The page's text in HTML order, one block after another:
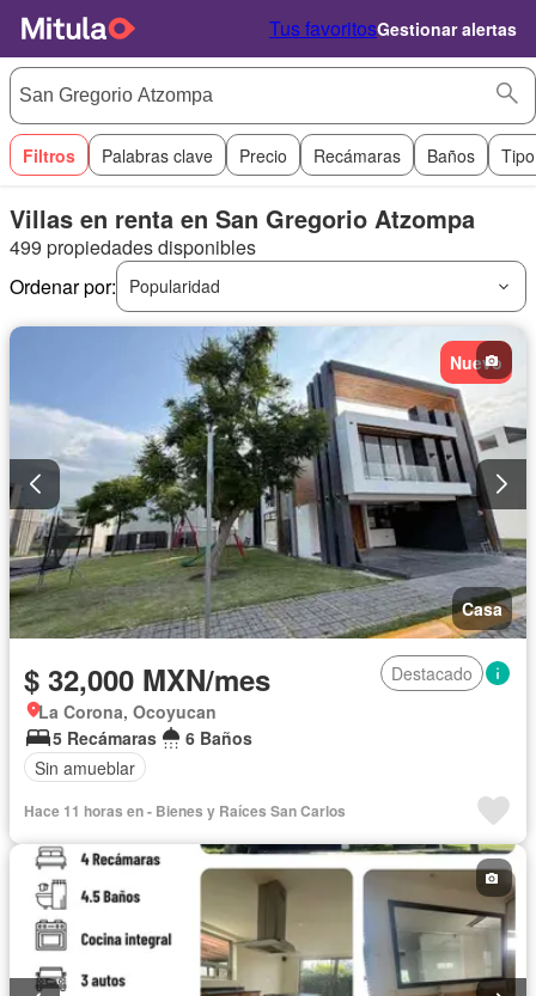
Tus favoritosGestionar alertas
Filtros Palabras clave Precio Recámaras Baños
Villas en renta en San Gregorio Atzompa
499 propiedades disponibles
Ordenar por:
Popularidad
Nuevo
Casa
$ 32,000 MXN/mes
Destacado
La Corona, Ocoyucan
5 Recámaras
6 Baños
Sin amueblar
Hace 11 horas en - Bienes y Raíces San Carlos